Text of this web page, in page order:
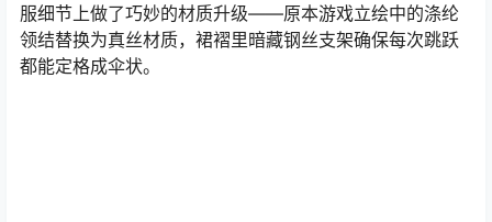
服细节上做了巧妙的材质升级——原本游戏立绘中的涤纶
领结替换为真丝材质，裙褶里暗藏钢丝支架确保每次跳跃
都能定格成伞状。